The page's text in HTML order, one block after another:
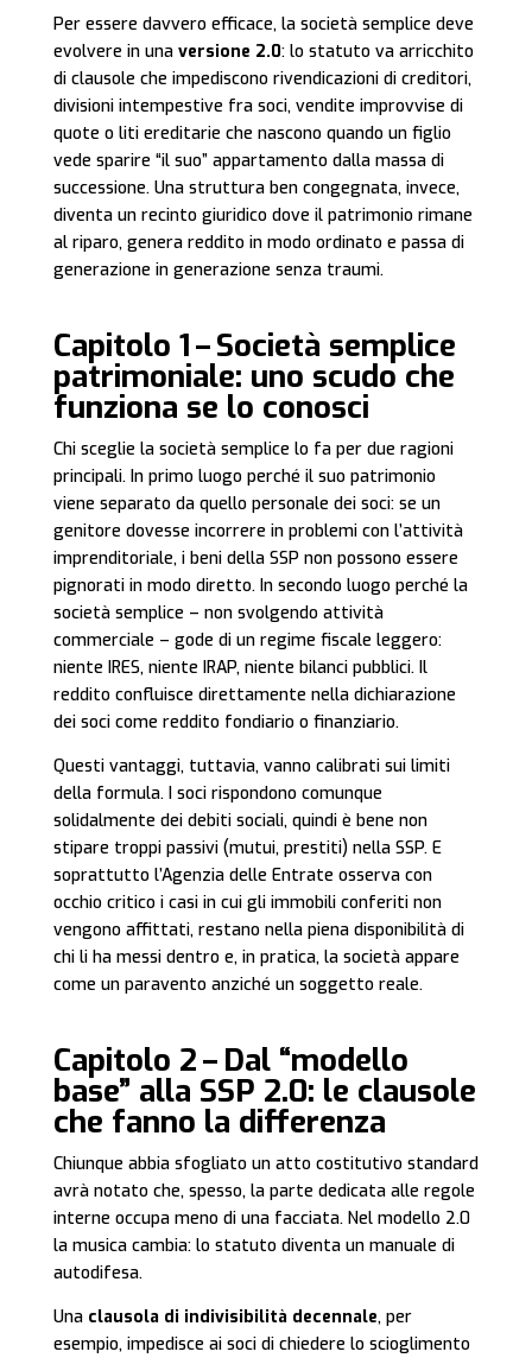
Per essere davvero efficace, la società semplice deve
evolvere in una versione 2.0: lo statuto va arricchito
di clausole che impediscono rivendicazioni di creditori,
divisioni intempestive fra soci, vendite improvvise di
quote o liti ereditarie che nascono quando un figlio
vede sparire “il suo” appartamento dalla massa di
successione. Una struttura ben congegnata, invece,
diventa un recinto giuridico dove il patrimonio rimane
al riparo, genera reddito in modo ordinato e passa di
generazione in generazione senza traumi.
Capitolo 1 – Società semplice
patrimoniale: uno scudo che
funziona se lo conosci
Chi sceglie la società semplice lo fa per due ragioni
principali. In primo luogo perché il suo patrimonio
viene separato da quello personale dei soci: se un
genitore dovesse incorrere in problemi con l’attività
imprenditoriale, i beni della SSP non possono essere
pignorati in modo diretto. In secondo luogo perché la
società semplice – non svolgendo attività
commerciale – gode di un regime fiscale leggero:
niente IRES, niente IRAP, niente bilanci pubblici. Il
reddito confluisce direttamente nella dichiarazione
dei soci come reddito fondiario o finanziario.
Questi vantaggi, tuttavia, vanno calibrati sui limiti
della formula. I soci rispondono comunque
solidalmente dei debiti sociali, quindi è bene non
stipare troppi passivi (mutui, prestiti) nella SSP. E
soprattutto l’Agenzia delle Entrate osserva con
occhio critico i casi in cui gli immobili conferiti non
vengono affittati, restano nella piena disponibilità di
chi li ha messi dentro e, in pratica, la società appare
come un paravento anziché un soggetto reale.
Capitolo 2 – Dal “modello
base” alla SSP 2.0: le clausole
che fanno la differenza
Chiunque abbia sfogliato un atto costitutivo standard
avrà notato che, spesso, la parte dedicata alle regole
interne occupa meno di una facciata. Nel modello 2.0
la musica cambia: lo statuto diventa un manuale di
autodifesa.
Unaclausola di indivisibilità decennale, per
esempio, impedisce ai soci di chiedere lo scioglimento